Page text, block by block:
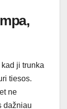
ji trunka
tiesos.
ne
dažniau